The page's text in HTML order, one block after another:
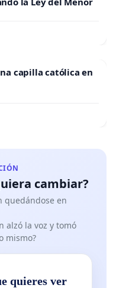
capilla católica en
cambiar?
quedándose en
alzó la voz y tomó
mismo?
quieres ver